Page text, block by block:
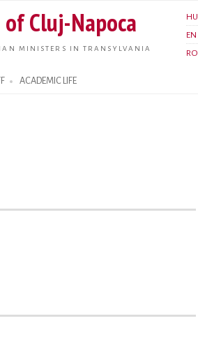
Cluj-Napoca
MINISTERS IN TRANSYLVANIA
HU
EN
RO
ACADEMIC LIFE